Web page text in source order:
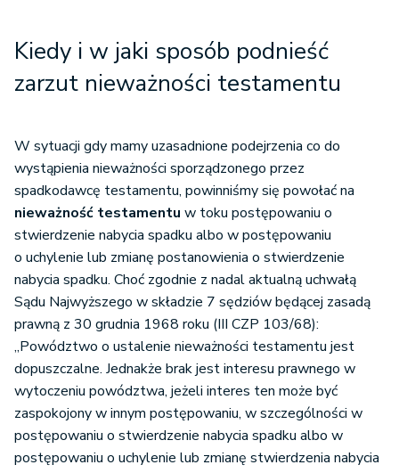
Kiedy i w jaki sposób podnieść
zarzut nieważności testamentu
W sytuacji gdy mamy uzasadnione podejrzenia co do
wystąpienia nieważności sporządzonego przez
spadkodawcę testamentu, powinniśmy się powołać na
nieważność testamentu w toku postępowaniu o
stwierdzenie nabycia spadku albo w postępowaniu
o uchylenie lub zmianę postanowienia o stwierdzenie
nabycia spadku. Choć zgodnie z nadal aktualną uchwałą
Sądu Najwyższego w składzie 7 sędziów będącej zasadą
prawną z 30 grudnia 1968 roku (III CZP 103/68):
„Powództwo o ustalenie nieważności testamentu jest
dopuszczalne. Jednakże brak jest interesu prawnego w
wytoczeniu powództwa, jeżeli interes ten może być
zaspokojony w innym postępowaniu, w szczególności w
postępowaniu o stwierdzenie nabycia spadku albo w
postępowaniu o uchylenie lub zmianę stwierdzenia nabycia